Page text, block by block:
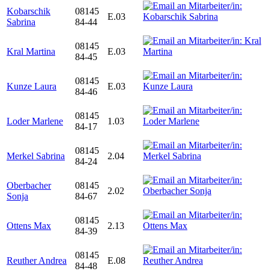
Kobarschik
Sabrina
08145
84-44
E.03
Kral Martina
08145
84-45
E.03
Kunze Laura
08145
84-46
E.03
Loder Marlene
08145
84-17
1.03
Merkel Sabrina
08145
84-24
2.04
Oberbacher
Sonja
08145
84-67
2.02
Ottens Max
08145
84-39
2.13
Reuther Andrea
08145
84-48
E.08